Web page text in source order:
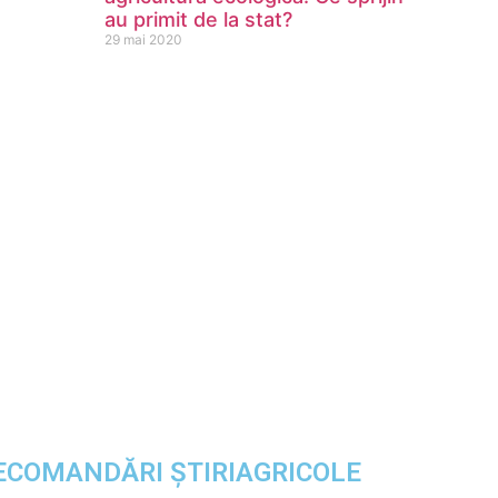
au primit de la stat?
29 mai 2020
ȘTIRIAGRICOLE